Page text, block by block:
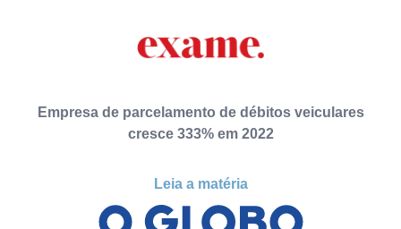
Empresa de parcelamento de débitos veiculares
cresce 333% em 2022
Leia a matéria